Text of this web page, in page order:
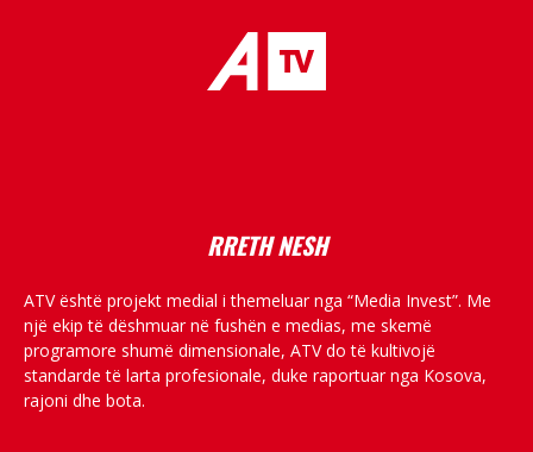
RRETH NESH
ATV është projekt medial i themeluar nga “Media Invest”. Me
një ekip të dëshmuar në fushën e medias, me skemë
programore shumë dimensionale, ATV do të kultivojë
standarde të larta profesionale, duke raportuar nga Kosova,
rajoni dhe bota.